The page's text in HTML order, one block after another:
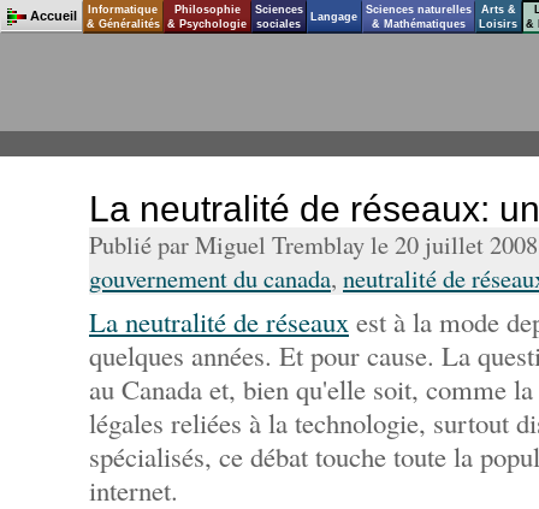
La neutralité de réseaux:
Publié par Miguel Tremblay le 20 juillet
gouvernement du canada, neutralité de
La neutralité de réseaux est à la mode
quelques années. Et pour cause. La
au Canada et, bien qu'elle soit, comme
légales reliées à la technologie, surtout
spécialisés, ce débat touche toute la
internet.
Accueil
Informatique
& Généralités
Philosophie
& Psychologie
Sciences
sociales
Langage
Sciences naturelles
& Mathématiques
Arts &
Loisirs
&